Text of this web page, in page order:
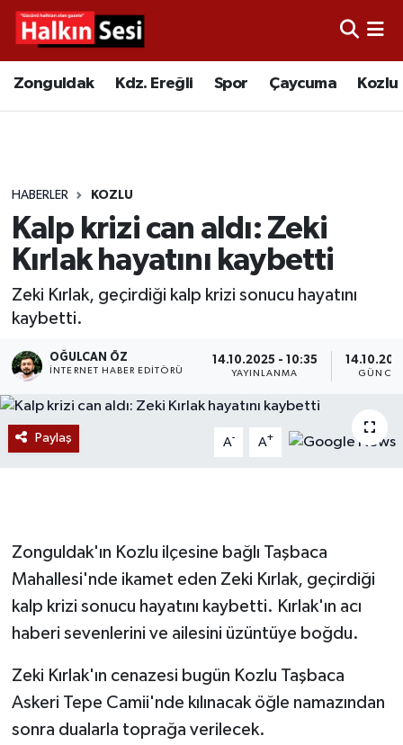
Zonguldak Kdz. Ereğli Spor Çaycuma Kozlu
HABERLER KOZLU
Kalp krizi can aldı: Zeki
Kırlak hayatını kaybetti
Zeki Kırlak, geçirdiği kalp krizi sonucu hayatını
kaybetti.
OĞULCAN ÖZ
İNTERNET HABER EDITÖRÜ
14.10.2025 - 10:35
YAYINLANMA
Paylaş A- A+
Zonguldak'ın Kozlu ilçesine bağlı Taşbaca
Mahallesi'nde ikamet eden Zeki Kırlak, geçirdiği
kalp krizi sonucu hayatını kaybetti. Kırlak'ın acı
haberi sevenlerini ve ailesini üzüntüye boğdu.
Zeki Kırlak'ın cenazesi bugün Kozlu Taşbaca
Askeri Tepe Camii'nde kılınacak öğle namazından
sonra dualarla toprağa verilecek.
Video
Çaycuma
Alaplı
Asayiş
Devrek
BİLİM VE TEKNOLOJİ
Eğitim
Merkez Hava Durumu
Tüm Manşetler
Son Dakika Haberleri